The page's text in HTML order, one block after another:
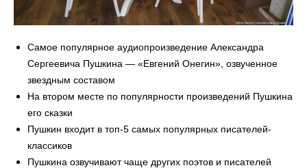
Самое популярное аудиопроизведение Александра
Сергеевича Пушкина — «Евгений Онегин», озвученное
звездным составом
На втором месте по популярности произведений Пушкина
его сказки
Пушкин входит в топ-5 самых популярных писателей-
классиков
Пушкина озвучивают чаще других поэтов и писателей